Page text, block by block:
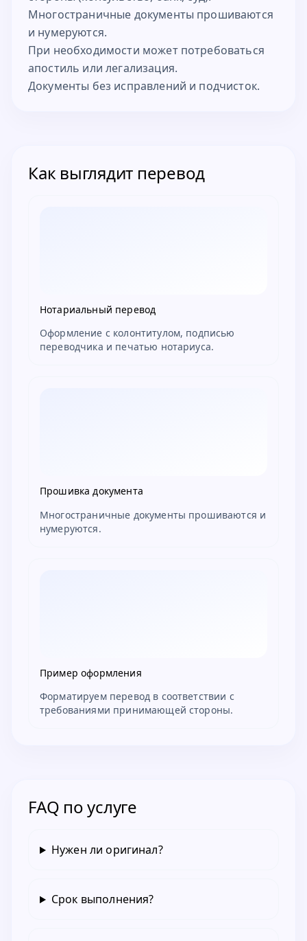
Многостраничные документы прошиваются
и нумеруются.
При необходимости может потребоваться
апостиль или легализация.
Документы без исправлений и подчисток.
Как выглядит перевод
Нотариальный перевод
Оформление с колонтитулом, подписью
переводчика и печатью нотариуса.
Прошивка документа
Многостраничные документы прошиваются и
нумеруются.
Пример оформления
Форматируем перевод в соответствии с
требованиями принимающей стороны.
FAQ по услуге
Нужен ли оригинал?
Срок выполнения?